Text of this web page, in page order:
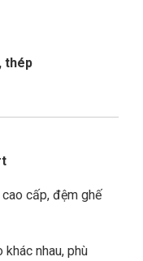
thép
cấp, đệm ghế
nhau, phù